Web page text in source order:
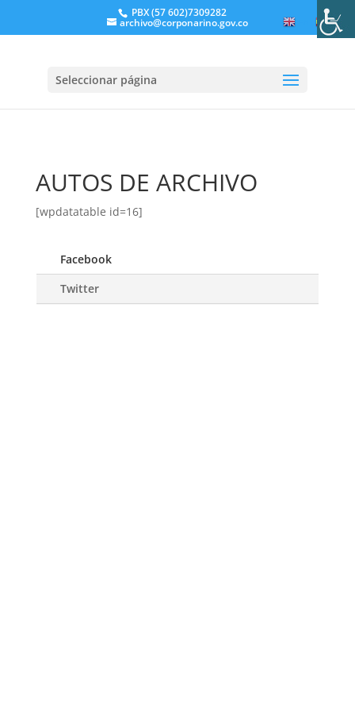
PBX (57 602)7309282
archivo@corponarino.gov.co
Seleccionar página
AUTOS DE ARCHIVO
[wpdatatable id=16]
Facebook
Twitter
ES